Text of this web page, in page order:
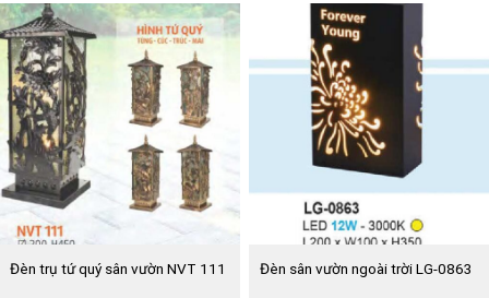
2,860,000 ₫. là:
1,500,000 ₫.
1,222,000 ₫.
là:
610,000 ₫.
Đèn trụ tứ quý sân vườn NVT 111 Đèn sân vườn ngoài trời LG-0863